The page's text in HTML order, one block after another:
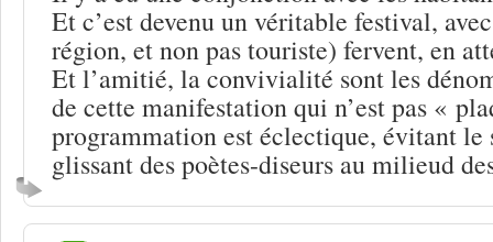
Et c’est devenu un véritable festival,
région, et non pas touriste) fervent, en
Et l’amitié, la convivialité sont les
de cette manifestation qui n’est pas «
programmation est éclectique, évitant le
glissant des poètes-diseurs au milieud